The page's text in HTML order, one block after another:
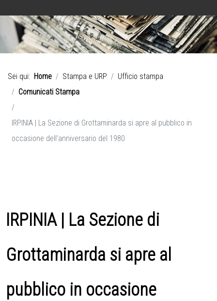
Sei qui: Home Stampa e URP
Ufficio stampa
Comunicati Stampa
IRPINIA | La Sezione di Grottaminarda si apre al pubblico in
occasione dell’anniversario del 1980
IRPINIA | La Sezione di
Grottaminarda si apre al
pubblico in occasione